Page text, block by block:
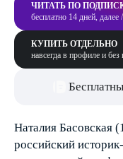
ЧИТАТЬ ПО
бесплатно 14 дней, далее
КУПИТЬ ОТДЕЛЬНО
навсегда в профиле и без
Наталия Басовская
российский